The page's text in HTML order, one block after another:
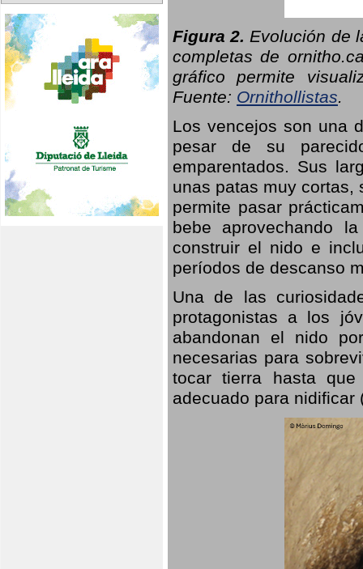
Figura 2. Evolución de
completas de
gráfico permite
Fuente: Ornithollistas.
Los vencejos son una
pesar de su
emparentados. Sus
unas patas muy cortas,
permite pasar
bebe aprovechando
construir el nido e
períodos de descanso
Una de las
protagonistas a los
abandonan el nido
necesarias para
tocar tierra hasta
adecuado para nidificar